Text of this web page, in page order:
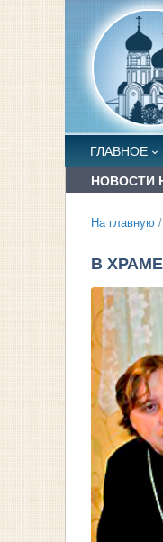
ГЛАВНОЕ
НОВОСТИ
На главную /
В